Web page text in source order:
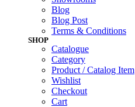
Blog
Blog Post
Terms & Conditions
SHOP
Catalogue
Category
Product / Catalog Item
Wishlist
Checkout
Cart